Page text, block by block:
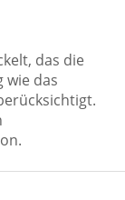
das die
wie das